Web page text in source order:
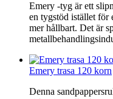
Emery -tyg är ett
en tygstöd istället för
mer hållbart. Det är
Emery trasa 120 korn
Denna